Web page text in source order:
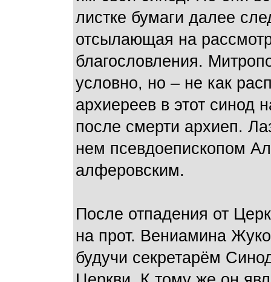
листке бумаги далее
отсылающая на
благословления.
условно, но – не как
архиереев в этот синод
после смерти архиеп.
нем псевдоепископом
алферовским.
После отпадения от
на прот. Вениамина
будучи секретарём